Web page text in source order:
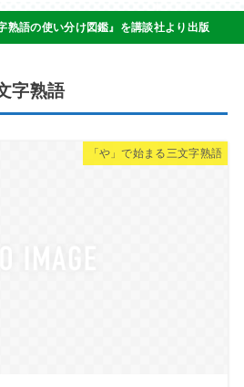
熟語の使い分け図鑑』を講談社より出版
字熟語
「や」で始まる三文字熟語